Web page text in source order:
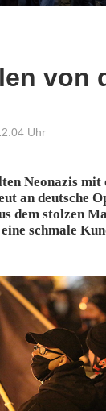
von
Uhr
Neonazis mit
an deutsche
dem stolzen
schmale